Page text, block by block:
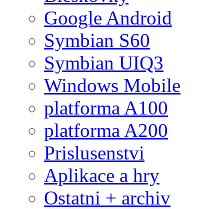
Google Android
Symbian S60
Symbian UIQ3
Windows Mobile
platforma A100
platforma A200
Prislusenstvi
Aplikace a hry
Ostatni + archiv